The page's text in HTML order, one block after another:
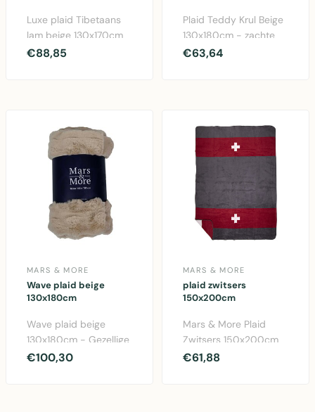
Luxe plaid Tibetaans
lam beige 130x170cm
van Mars & More.
€88,85
Plaid Teddy Krul Beige
130x180cm - zachte
polyester deken van
€63,64
MARS & MORE
Wave plaid beige
130x180cm
Wave plaid beige
130x180cm - Gezellige
polyester throw van
€100,30
MARS & MORE
plaid zwitsers
150x200cm
Mars & More Plaid
Zwitsers 150x200cm
in grijs. Gezellige
€61,88